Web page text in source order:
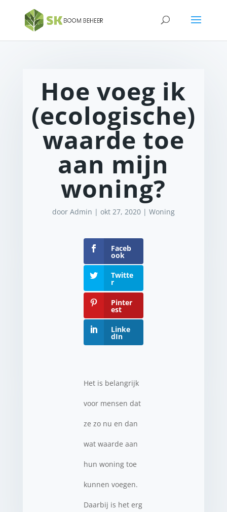
Hoe voeg ik
(ecologische)
waarde toe
aan mijn
woning?
door Admin | okt 27, 2020| Woning
Faceb
ook
Twitte
r
Pinter
est
Linke
dIn
Het is belangrijk
voor mensen dat
ze zo nu en dan
wat waarde aan
hun woning toe
kunnen voegen.
Daarbij is het erg